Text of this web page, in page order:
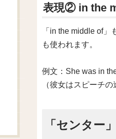
表現② in the
「in the middle of
も使われます。
例文：She was in
（彼女はスピーチの
「センター